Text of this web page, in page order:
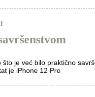
što je već bilo praktično
je iPhone 12 Pro